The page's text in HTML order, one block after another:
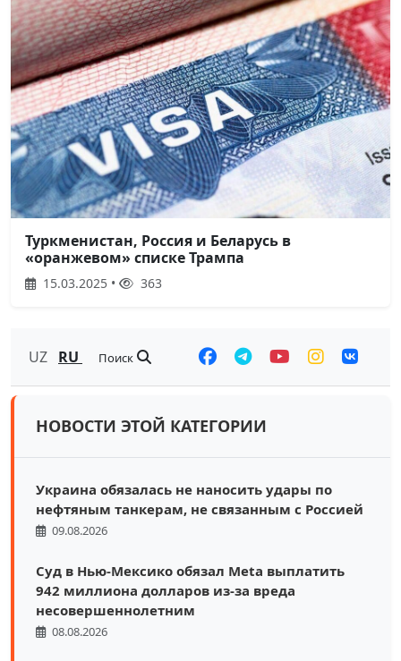
Туркменистан, Россия и Беларусь в
«оранжевом» списке Трампа
15.03.2025 • 363
UZ RU Поиск
НОВОСТИ ЭТОЙ КАТЕГОРИИ
Украина обязалась не наносить удары по
нефтяным танкерам, не связанным с Россией
09.08.2026
Суд в Нью-Мексико обязал Meta выплатить
942 миллиона долларов из-за вреда
несовершеннолетним
08.08.2026